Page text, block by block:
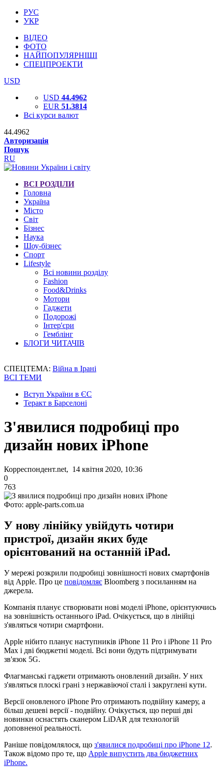
РУС
УКР
ВІДЕО
ФОТО
НАЙПОПУЛЯРНІШІ
СПЕЦПРОЕКТИ
USD
USD 44.4962
EUR 51.3814
Всі курси валют
44.4962
Авторизація
Пошук
RU
ВСІ РОЗДІЛИ
Головна
Україна
Місто
Світ
Бізнес
Наука
Шоу-бізнес
Спорт
Lifestyle
Всі новини розділу
Fashion
Food&Drinks
Мотори
Гаджети
Подорожі
Інтер'єри
Гемблінг
БЛОГИ ЧИТАЧІВ
СПЕЦТЕМА: Війна в Ірані
ВСІ ТЕМИ
Вступ України в ЄС
Теракт в Барселоні
З'явилися подробиці про
дизайн нових iPhone
Корреспондент.net, 14 квітня 2020, 10:36
0
763
Фото: apple-parts.com.ua
У нову лінійку увійдуть чотири
пристрої, дизайн яких буде
орієнтований на останній iPad.
У мережі розкрили подробиці зовнішності нових смартфонів
від Apple. Про це повідомляє Bloomberg з посиланням на
джерела.
Компанія планує створювати нові моделі iPhone, орієнтуючись
на зовнішність останнього iPad. Очікується, що в лінійці
з'являться чотири смартфони.
Apple нібито планує наступників iPhone 11 Pro і iPhone 11 Pro
Max і дві бюджетні моделі. Всі вони будуть підтримувати
зв'язок 5G.
Флагманські гаджети отримають оновлений дизайн. У них
з'являться плоскі грані з нержавіючої сталі і закруглені кути.
Версії оновленого iPhone Pro отримають подвійну камеру, а
більш дешеві версії - подвійну. Очікується, що перші дві
новинки оснастять сканером LiDAR для технологій
доповненої реальності.
Раніше повідомлялося, що з'явилися подробиці про iPhone 12.
Також відомо про те, що Apple випустить два бюджетних
iPhone.